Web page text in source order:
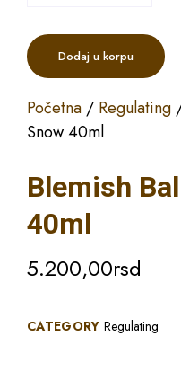
Dodaj u korpu
Početna / Regulating
Snow 40ml
Blemish
40ml
5.200,00rsd
CATEGORY Regulating